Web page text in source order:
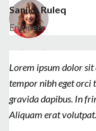
Sanika Ruleq
Engineer
Lorem ipsum dolor
tempor nibh eget orci
gravida dapibus. In
Aliquam erat volutpat.